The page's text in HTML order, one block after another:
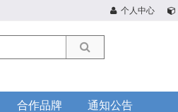
个人中心
合作品牌 通知公告